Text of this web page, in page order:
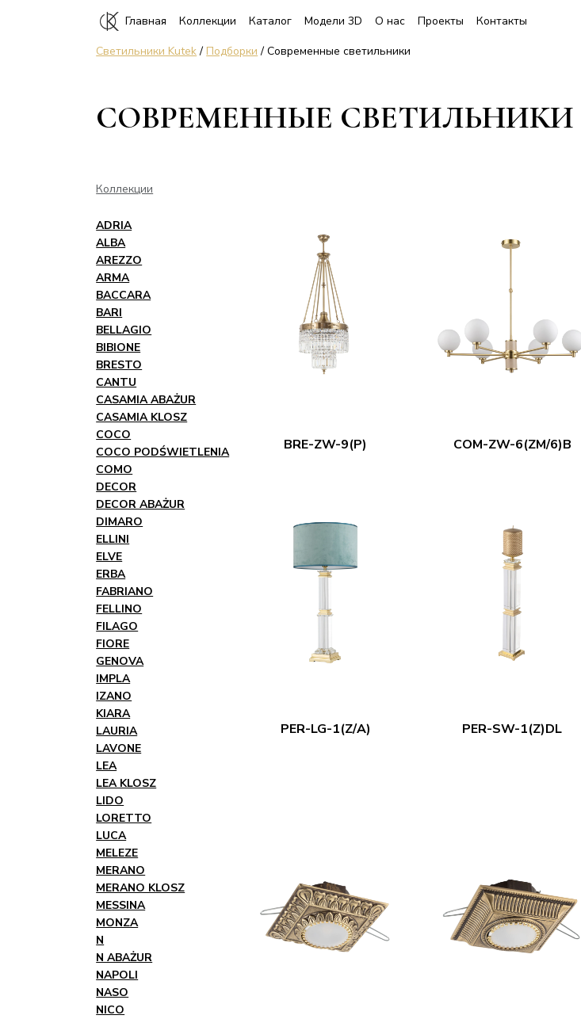
Главная Коллекции Каталог Модели 3D О нас Проекты Контакты
Светильники Kutek/Подборки / Современные светильники
СОВРЕМЕННЫЕ СВЕТИЛЬНИКИ
Коллекции
ADRIA
ALBA
AREZZO
ARMA
BACCARA
BARI
BELLAGIO
BIBIONE
BRESTO
CANTU
CASAMIA ABAŻUR
CASAMIA KLOSZ
COCO
COCO PODŚWIETLENIA
COMO
DECOR
DECOR ABAŻUR
DIMARO
ELLINI
ELVE
ERBA
FABRIANO
FELLINO
FILAGO
FIORE
GENOVA
IMPLA
IZANO
KIARA
LAURIA
LAVONE
LEA
LEA KLOSZ
LIDO
LORETTO
LUCA
MELEZE
MERANO
MERANO KLOSZ
MESSINA
MONZA
N
N ABAŻUR
NAPOLI
NASO
NICO
BRE-ZW-9(P) COM-ZW-6(ZM/6)B
PER-LG-1(Z/A) PER-SW-1(Z)DL